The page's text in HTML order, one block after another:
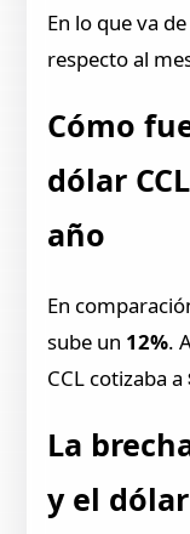
En lo que va
respecto al
Cómo
dólar
año
En
sube un 12%.
CCL cotizaba a
La
y el